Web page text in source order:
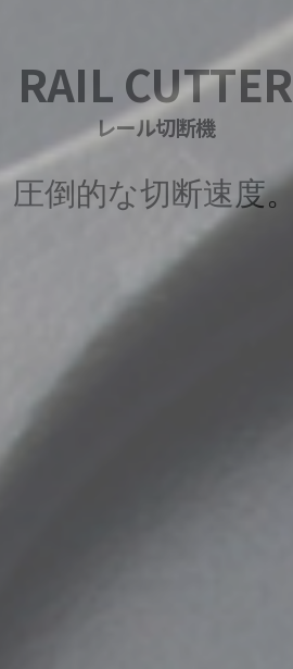
RAIL CUTTER
レール切断機
圧倒的な切断速度。
RAIL CUTTER
レール切断機
圧倒的な切断速度。